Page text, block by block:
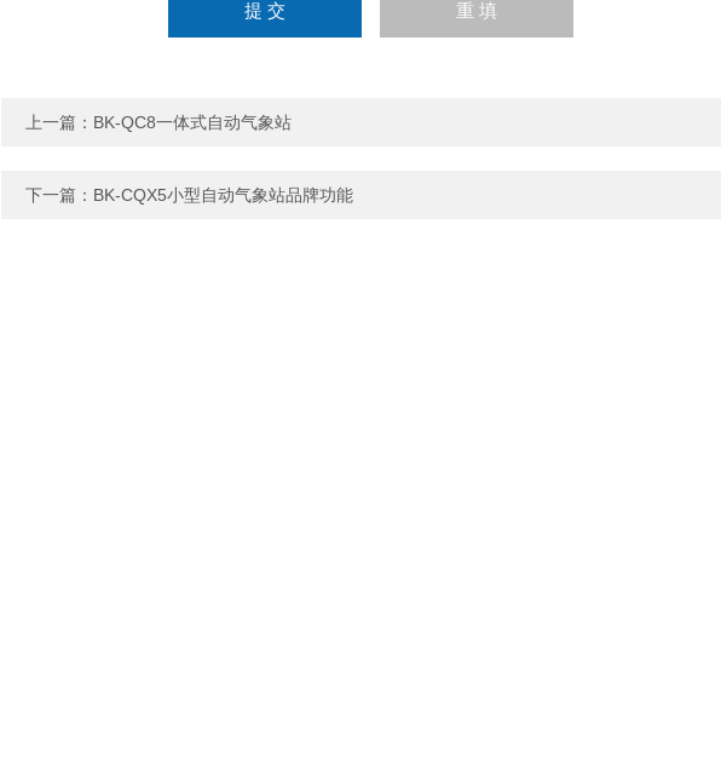
上一篇： BK-QC8一体式自动气象站
下一篇： BK-CQX5小型自动气象站品牌功能